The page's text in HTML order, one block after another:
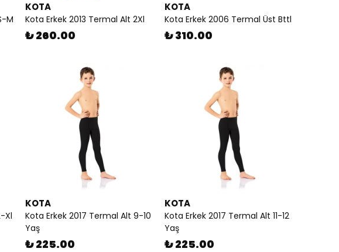
M
KOTA
Kota Erkek 2013 Termal Alt 2Xl
₺ 260.00
KOTA
Kota Erkek 2006 Termal Üst Bttl
₺ 310.00
Xl
KOTA
Kota Erkek 2017 Termal Alt 9-10
Yaş
₺ 225.00
KOTA
Kota Erkek 2017 Termal Alt 11-12
Yaş
₺ 225.00